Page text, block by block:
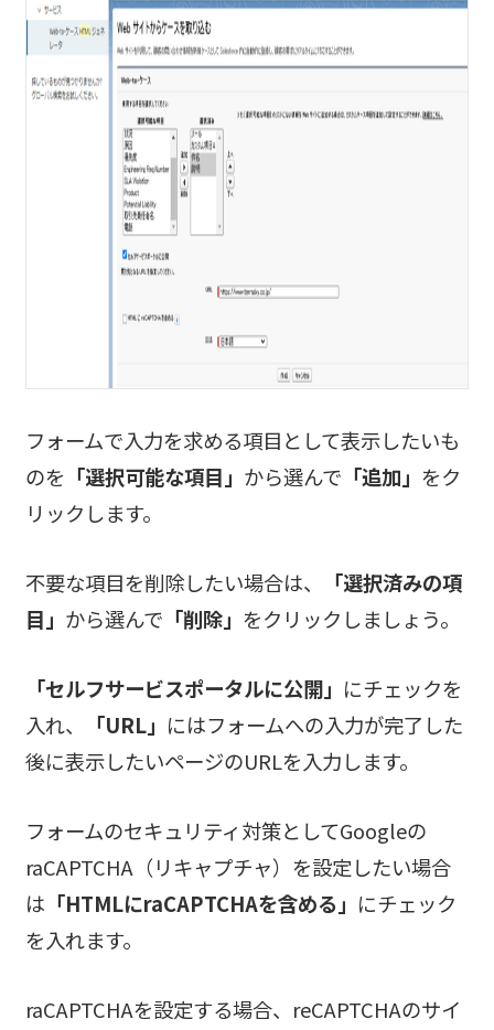
フォームで入力を求める項目として表示したいも
のを 「選択可能な項目」 から選んで 「追加」 をク
リックします。
不要な項目を削除したい場合は、
「選択済みの項
目」 から選んで 「削除」 をクリックしましょう。
「セルフサービスポータルに公開」 にチェックを
入れ、
「URL」 にはフォームへの入力が完了した
後に表示したいページのURLを入力します。
フォームのセキュリティ対策としてGoogleの
raCAPTCHA（リキャプチャ）を設定したい場合
は 「HTMLにraCAPTCHAを含める」 にチェック
を入れます。
raCAPTCHAを設定する場合、reCAPTCHAのサイ